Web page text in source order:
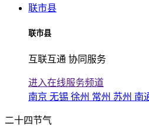
联市县
联市县
互联互通 协同服务
进入在线服务频道
南京 无锡 徐州 常州 苏州 南
二十四节气